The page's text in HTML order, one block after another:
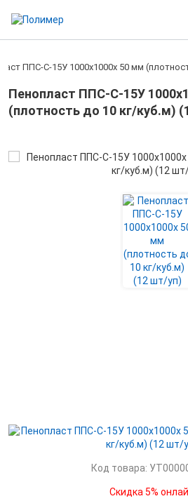
ППС-С-15У 1000х1000х 50 мм
Пенопласт ППС-С-15У
(плотность до 10 кг/куб.м)
Код товара:
Скидка 5%